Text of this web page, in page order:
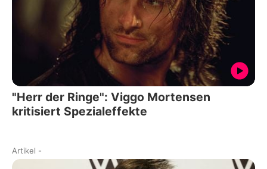
"Herr der Ringe": Viggo Mortensen
kritisiert Spezialeffekte
Artikel -